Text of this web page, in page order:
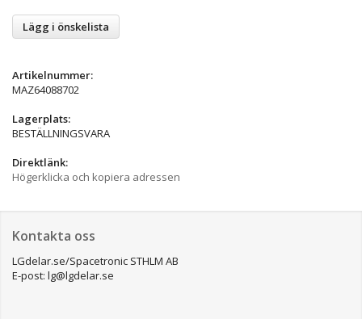
Lägg i önskelista
Artikelnummer:
MAZ64088702
Lagerplats:
BESTÄLLNINGSVARA
Direktlänk:
Högerklicka och kopiera adressen
Kontakta oss
LGdelar.se/Spacetronic STHLM AB
E-post: lg@lgdelar.se